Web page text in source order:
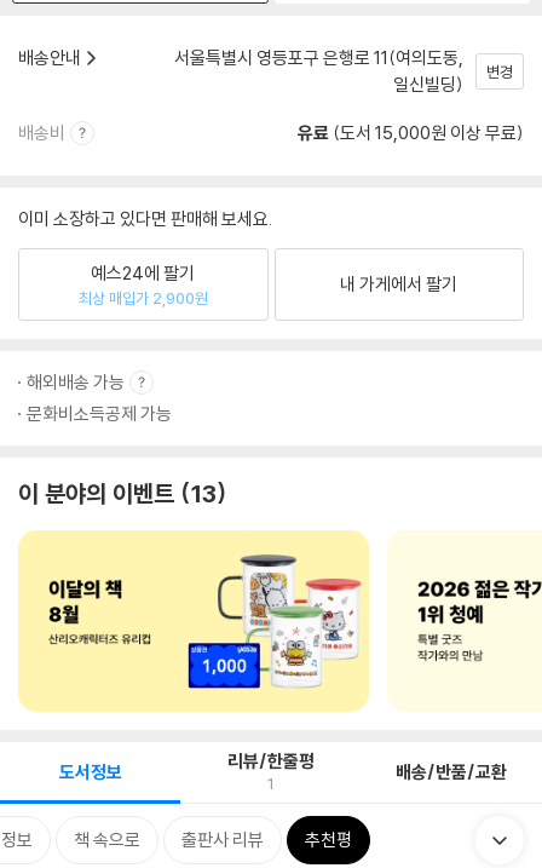
배송안내
서울특별시 영등포구 은행로 11(여의도동,
일신빌딩)
변경
배송비 유료 (도서 15,000원 이상 무료)
이미 소장하고 있다면 판매해 보세요.
예스24에 팔기
최상 매입가 2,900원
내 가게에서 팔기
해외배송 가능
문화비소득공제 가능
이 분야의 이벤트 13
도서정보 리뷰/한줄평
1 배송/반품/교환
보 책 속으로 출판사 리뷰 추천평